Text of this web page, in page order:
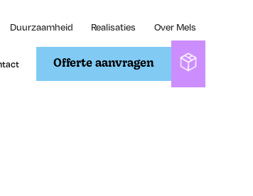
Duurzaamheid Realisaties Over Mels
Offerte aanvragen